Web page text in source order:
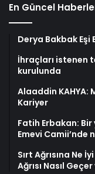
En Güncel
Derya Bakbak Eşi
İhraçları istenen
kurulunda
Alaaddin KAHYA:
Kariyer
Fatih Erbakan: Bir
Emevi Camii’nde
Sırt Ağrısına Ne
Ağrısı Nasıl